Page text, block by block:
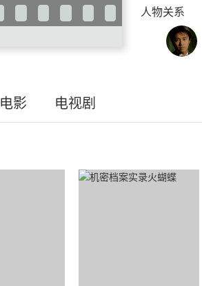
人物关系
电影 电视剧